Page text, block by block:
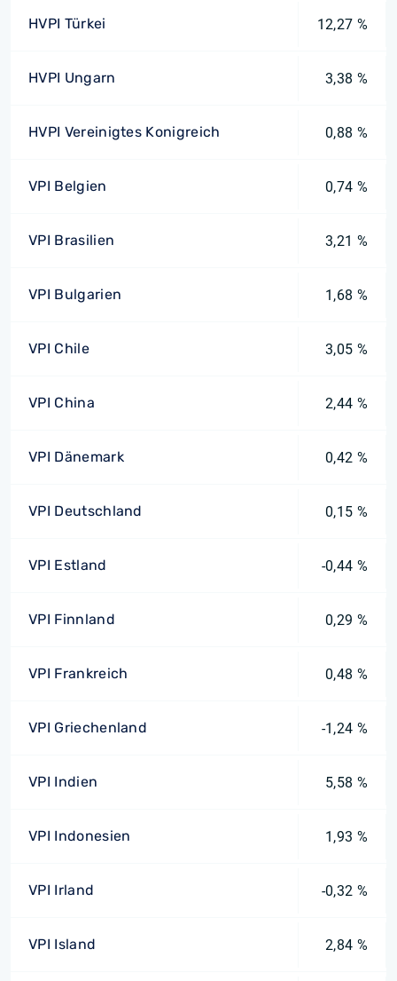
HVPI Türkei 12,27 %
HVPI Ungarn 3,38 %
HVPI Vereinigtes Konigreich 0,88 %
VPI Belgien 0,74 %
VPI Brasilien 3,21 %
VPI Bulgarien 1,68 %
VPI Chile 3,05 %
VPI China 2,44 %
VPI Dänemark 0,42 %
VPI Deutschland 0,15 %
VPI Estland -0,44 %
VPI Finnland 0,29 %
VPI Frankreich 0,48 %
VPI Griechenland -1,24 %
VPI Indien 5,58 %
VPI Indonesien 1,93 %
VPI Irland -0,32 %
VPI Island 2,84 %